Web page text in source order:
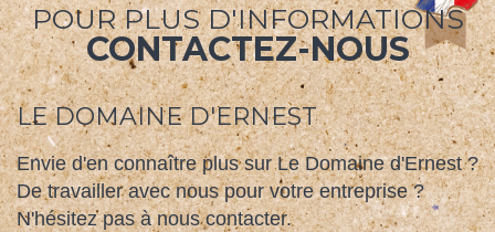
POUR PLUS D'INFORMATIONS
CONTACTEZ-NOUS
LE DOMAINE D'ERNEST
Envie d'en connaître plus sur Le Domaine d'Ernest ?
De travailler avec nous pour votre entreprise ?
N'hésitez pas à nous contacter.